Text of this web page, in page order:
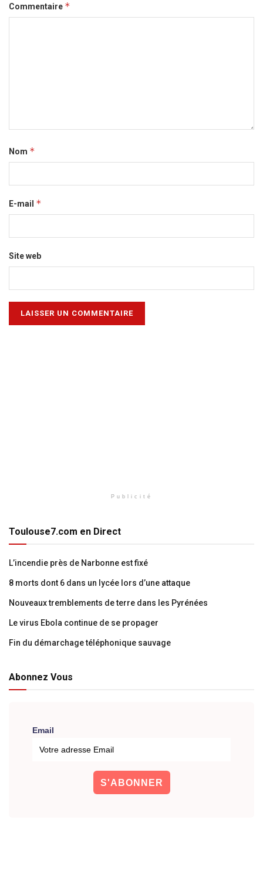
Commentaire *
Nom *
E-mail *
Site web
Publicité
Toulouse7.com en Direct
L’incendie près de Narbonne est fixé
8 morts dont 6 dans un lycée lors d’une attaque
Nouveaux tremblements de terre dans les Pyrénées
Le virus Ebola continue de se propager
Fin du démarchage téléphonique sauvage
Abonnez Vous
Email